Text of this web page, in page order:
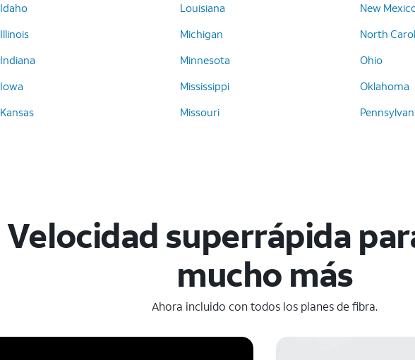
Idaho
Illinois
Indiana
Iowa
Kansas
Louisiana
Michigan
Minnesota
Mississippi
Missouri
New
North
Ohio
Oklahoma
Velocidad superrápida
mucho más
Ahora incluido con todos los planes de fibra.